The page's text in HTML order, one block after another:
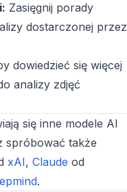
Zasięgnij porady
dostarczonej przez
dowiedzieć się więcej
analizy zdjęć
się inne modele AI
spróbować także
xAI, Claude od
.